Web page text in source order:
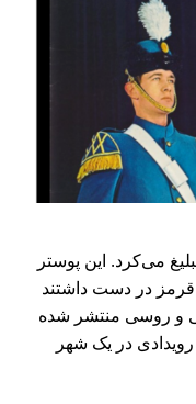
می‌کرد. این پوستر
قرمز در دست داشتند
و روسی منتشر شده
در یک شهر